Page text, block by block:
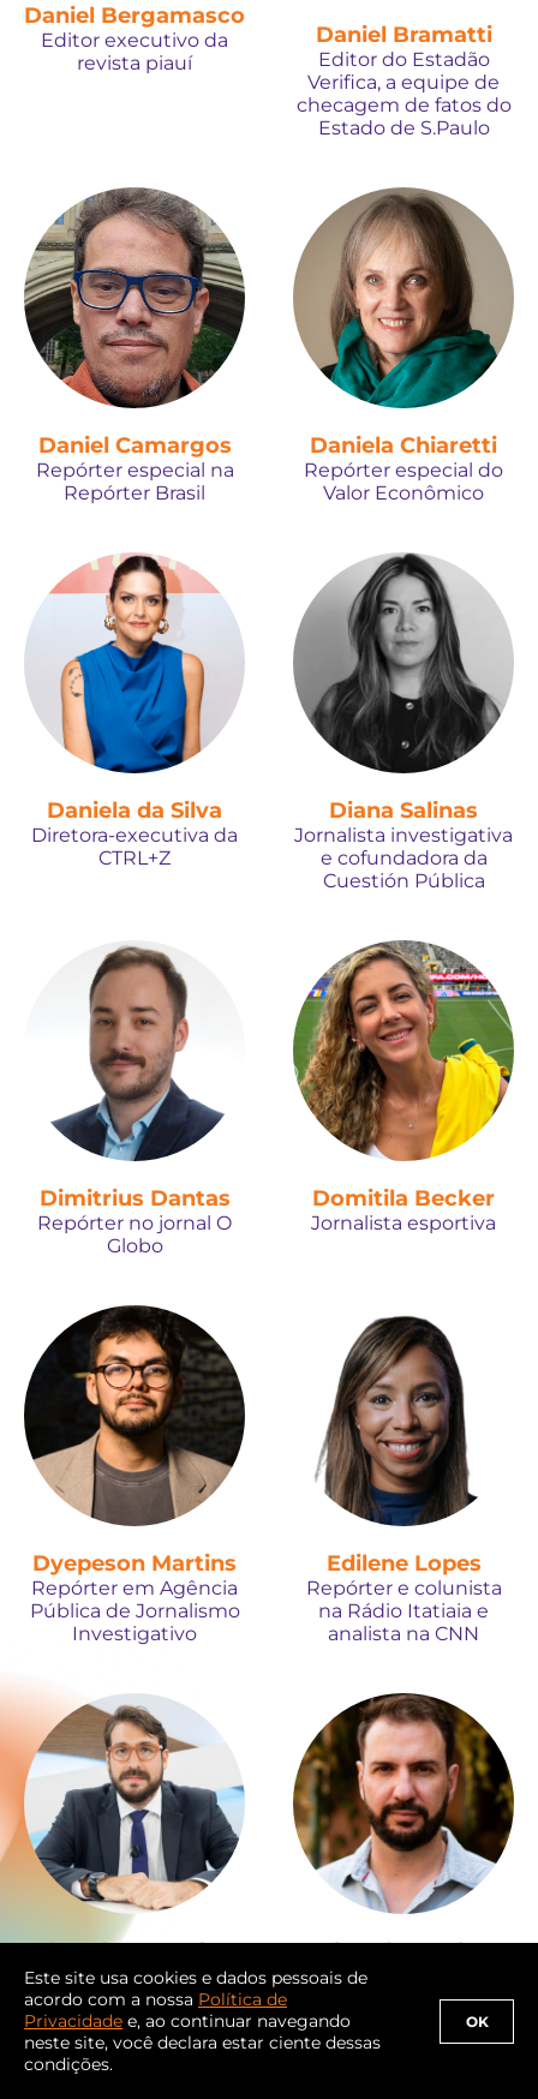
Daniel Bergamasco
Editor executivo da
revista piauí
Daniel Bramatti
Editor do Estadão
Verifica, a equipe de
checagem de fatos do
Estado de S.Paulo
Daniel Camargos
Repórter especial na
Repórter Brasil
Daniela Chiaretti
Repórter especial do
Valor Econômico
Daniela da Silva
Diretora-executiva da
CTRL+Z
Diana Salinas
Jornalista investigativa
e cofundadora da
Cuestión Pública
Dimitrius Dantas
Repórter no jornal O
Globo
Domitila Becker
Jornalista esportiva
Dyepeson Martins
Repórter em Agência
Pública de Jornalismo
Investigativo
Edilene Lopes
Repórter e colunista
na Rádio Itatiaia e
analista na CNN
Eduardo Gonçalves
Repórter do jornal O
Globo em Brasília
Eduardo Goulart
Editor sênior de
investigações no
Intercept Brasil
Este site usa cookies e dados pessoais de
acordo com a nossa Política de
Privacidade e, ao continuar navegando
neste site, você declara estar ciente dessas
condições.
OK